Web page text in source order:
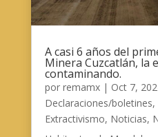
A casi 6 años del
Minera Cuzcatlán, la
contaminando.
por remamx| Oct 7,
Declaraciones/boletines,
Extractivismo, Noticias,